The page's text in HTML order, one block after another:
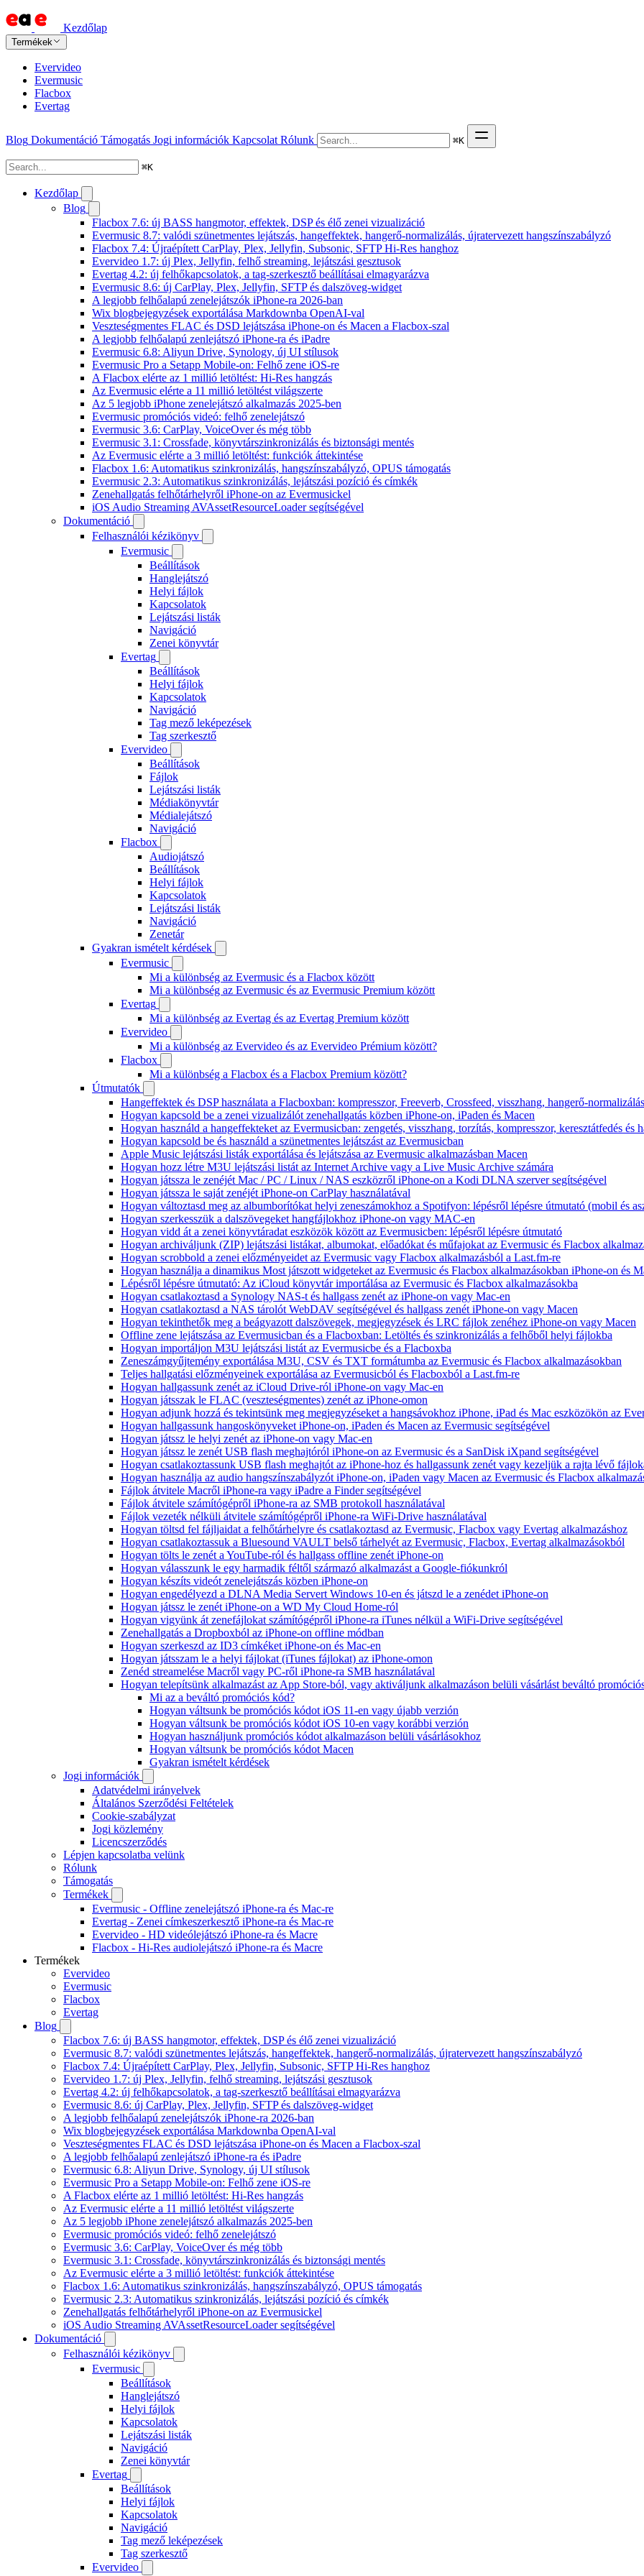
Kezdőlap
Termékek
Evervideo
Evermusic
Flacbox
Evertag
Blog Dokumentáció Támogatás Jogi információk Kapcsolat Rólunk ⌘K
⌘K
Kezdőlap
Blog
Flacbox 7.6: új BASS hangmotor, effektek, DSP és élő zenei vizualizáció
Evermusic 8.7: valódi szünetmentes lejátszás, hangeffektek, hangerő-normalizálás, újratervezett hangszínszabályzó
Flacbox 7.4: Újraépített CarPlay, Plex, Jellyfin, Subsonic, SFTP Hi-Res hanghoz
Evervideo 1.7: új Plex, Jellyfin, felhő streaming, lejátszási gesztusok
Evertag 4.2: új felhőkapcsolatok, a tag-szerkesztő beállításai elmagyarázva
Evermusic 8.6: új CarPlay, Plex, Jellyfin, SFTP és dalszöveg-widget
A legjobb felhőalapú zenelejátszók iPhone-ra 2026-ban
Wix blogbejegyzések exportálása Markdownba OpenAI-val
Veszteségmentes FLAC és DSD lejátszása iPhone-on és Macen a Flacbox-szal
A legjobb felhőalapú zenlejátszó iPhone-ra és iPadre
Evermusic 6.8: Aliyun Drive, Synology, új UI stílusok
Evermusic Pro a Setapp Mobile-on: Felhő zene iOS-re
A Flacbox elérte az 1 millió letöltést: Hi-Res hangzás
Az Evermusic elérte a 11 millió letöltést világszerte
Az 5 legjobb iPhone zenelejátszó alkalmazás 2025-ben
Evermusic promóciós videó: felhő zenelejátszó
Evermusic 3.6: CarPlay, VoiceOver és még több
Evermusic 3.1: Crossfade, könyvtárszinkronizálás és biztonsági mentés
Az Evermusic elérte a 3 millió letöltést: funkciók áttekintése
Flacbox 1.6: Automatikus szinkronizálás, hangszínszabályzó, OPUS támogatás
Evermusic 2.3: Automatikus szinkronizálás, lejátszási pozíció és címkék
Zenehallgatás felhőtárhelyről iPhone-on az Evermusickel
iOS Audio Streaming AVAssetResourceLoader segítségével
Dokumentáció
Felhasználói kézikönyv
Evermusic
Beállítások
Hanglejátszó
Helyi fájlok
Kapcsolatok
Lejátszási listák
Navigáció
Zenei könyvtár
Evertag
Beállítások
Helyi fájlok
Kapcsolatok
Navigáció
Tag mező leképezések
Tag szerkesztő
Evervideo
Beállítások
Fájlok
Lejátszási listák
Médiakönyvtár
Médialejátszó
Navigáció
Flacbox
Audiojátszó
Beállítások
Helyi fájlok
Kapcsolatok
Lejátszási listák
Navigáció
Zenetár
Gyakran ismételt kérdések
Evermusic
Mi a különbség az Evermusic és a Flacbox között
Mi a különbség az Evermusic és az Evermusic Premium között
Evertag
Mi a különbség az Evertag és az Evertag Premium között
Evervideo
Mi a különbség az Evervideo és az Evervideo Prémium között?
Flacbox
Mi a különbség a Flacbox és a Flacbox Premium között?
Útmutatók
Hangeffektek és DSP használata a Flacboxban: kompresszor, Freeverb, Crossfeed, visszhang, hangerő-
Hogyan kapcsold be a zenei vizualizálót zenehallgatás közben iPhone-on, iPaden és Macen
Hogyan használd a hangeffekteket az Evermusicban: zengetés, visszhang, torzítás, kompresszor, keresztátfedés és
Hogyan kapcsold be és használd a szünetmentes lejátszást az Evermusicban
Apple Music lejátszási listák exportálása és lejátszása az Evermusic alkalmazásban Macen
Hogyan hozz létre M3U lejátszási listát az Internet Archive vagy a Live Music Archive számára
Hogyan játssza le zenéjét Mac / PC / Linux / NAS eszközről iPhone-on a Kodi DLNA szerver segítségével
Hogyan játssza le saját zenéjét iPhone-on CarPlay használatával
Hogyan változtasd meg az albumborítókat helyi zeneszámokhoz a Spotifyon: lépésről lépésre útmutató (mobil és
Hogyan szerkesszük a dalszövegeket hangfájlokhoz iPhone-on vagy MAC-en
Hogyan vidd át a zenei könyvtáradat eszközök között az Evermusicben: lépésről lépésre útmutató
Hogyan archiváljunk (ZIP) lejátszási listákat, albumokat, előadókat és műfajokat az Evermusic és Flacbox
Hogyan scrobbold a zenei előzményeidet az Evermusic vagy Flacbox alkalmazásból a Last.fm-re
Hogyan használja a dinamikus Most játszott widgeteket az Evermusic és Flacbox alkalmazásokban iPhone-on és
Lépésről lépésre útmutató: Az iCloud könyvtár importálása az Evermusic és Flacbox alkalmazásokba
Hogyan csatlakoztasd a Synology NAS-t és hallgass zenét az iPhone-on vagy Mac-en
Hogyan csatlakoztasd a NAS tárolót WebDAV segítségével és hallgass zenét iPhone-on vagy Macen
Hogyan tekinthetők meg a beágyazott dalszövegek, megjegyzések és LRC fájlok zenéhez iPhone-on vagy Macen
Offline zene lejátszása az Evermusicban és a Flacboxban: Letöltés és szinkronizálás a felhőből helyi fájlokba
Hogyan importáljon M3U lejátszási listát az Evermusicbe és a Flacboxba
Zeneszámgyűjtemény exportálása M3U, CSV és TXT formátumba az Evermusic és Flacbox alkalmazásokban
Teljes hallgatási előzményeinek exportálása az Evermusicból és Flacboxból a Last.fm-re
Hogyan hallgassunk zenét az iCloud Drive-ról iPhone-on vagy Mac-en
Hogyan játsszak le FLAC (veszteségmentes) zenét az iPhone-omon
Hogyan adjunk hozzá és tekintsünk meg megjegyzéseket a hangsávokhoz iPhone, iPad és Mac eszközökön az
Hogyan hallgassunk hangoskönyveket iPhone-on, iPaden és Macen az Evermusic segítségével
Hogyan játssz le helyi zenét az iPhone-on vagy Mac-en
Hogyan játssz le zenét USB flash meghajtóról iPhone-on az Evermusic és a SanDisk iXpand segítségével
Hogyan csatlakoztassunk USB flash meghajtót az iPhone-hoz és hallgassunk zenét vagy kezeljük a rajta lévő
Hogyan használja az audio hangszínszabályzót iPhone-on, iPaden vagy Macen az Evermusic és Flacbox
Fájlok átvitele Macről iPhone-ra vagy iPadre a Finder segítségével
Fájlok átvitele számítógépről iPhone-ra az SMB protokoll használatával
Fájlok vezeték nélküli átvitele számítógépről iPhone-ra WiFi-Drive használatával
Hogyan töltsd fel fájljaidat a felhőtárhelyre és csatlakoztasd az Evermusic, Flacbox vagy Evertag alkalmazáshoz
Hogyan csatlakoztassuk a Bluesound VAULT belső tárhelyét az Evermusic, Flacbox, Evertag alkalmazásokból
Hogyan tölts le zenét a YouTube-ról és hallgass offline zenét iPhone-on
Hogyan válasszunk le egy harmadik féltől származó alkalmazást a Google-fiókunkról
Hogyan készíts videót zenelejátszás közben iPhone-on
Hogyan engedélyezd a DLNA Media Servert Windows 10-en és játszd le a zenédet iPhone-on
Hogyan játssz le zenét iPhone-on a WD My Cloud Home-ról
Hogyan vigyünk át zenefájlokat számítógépről iPhone-ra iTunes nélkül a WiFi-Drive segítségével
Zenehallgatás a Dropboxból az iPhone-on offline módban
Hogyan szerkeszd az ID3 címkéket iPhone-on és Mac-en
Hogyan játsszam le a helyi fájlokat (iTunes fájlokat) az iPhone-omon
Zenéd streamelése Macről vagy PC-ről iPhone-ra SMB használatával
Hogyan telepítsünk alkalmazást az App Store-ból, vagy aktiváljunk alkalmazáson belüli vásárlást beváltó
Mi az a beváltó promóciós kód?
Hogyan váltsunk be promóciós kódot iOS 11-en vagy újabb verzión
Hogyan váltsunk be promóciós kódot iOS 10-en vagy korábbi verzión
Hogyan használjunk promóciós kódot alkalmazáson belüli vásárlásokhoz
Hogyan váltsunk be promóciós kódot Macen
Gyakran ismételt kérdések
Jogi információk
Adatvédelmi irányelvek
Általános Szerződési Feltételek
Cookie-szabályzat
Jogi közlemény
Licencszerződés
Lépjen kapcsolatba velünk
Rólunk
Támogatás
Termékek
Evermusic - Offline zenelejátszó iPhone-ra és Mac-re
Evertag - Zenei címkeszerkesztő iPhone-ra és Mac-re
Evervideo - HD videólejátszó iPhone-ra és Macre
Flacbox - Hi-Res audiolejátszó iPhone-ra és Macre
Termékek
Evervideo
Evermusic
Flacbox
Evertag
Blog
Flacbox 7.6: új BASS hangmotor, effektek, DSP és élő zenei vizualizáció
Evermusic 8.7: valódi szünetmentes lejátszás, hangeffektek, hangerő-normalizálás, újratervezett hangszínszabályzó
Flacbox 7.4: Újraépített CarPlay, Plex, Jellyfin, Subsonic, SFTP Hi-Res hanghoz
Evervideo 1.7: új Plex, Jellyfin, felhő streaming, lejátszási gesztusok
Evertag 4.2: új felhőkapcsolatok, a tag-szerkesztő beállításai elmagyarázva
Evermusic 8.6: új CarPlay, Plex, Jellyfin, SFTP és dalszöveg-widget
A legjobb felhőalapú zenelejátszók iPhone-ra 2026-ban
Wix blogbejegyzések exportálása Markdownba OpenAI-val
Veszteségmentes FLAC és DSD lejátszása iPhone-on és Macen a Flacbox-szal
A legjobb felhőalapú zenlejátszó iPhone-ra és iPadre
Evermusic 6.8: Aliyun Drive, Synology, új UI stílusok
Evermusic Pro a Setapp Mobile-on: Felhő zene iOS-re
A Flacbox elérte az 1 millió letöltést: Hi-Res hangzás
Az Evermusic elérte a 11 millió letöltést világszerte
Az 5 legjobb iPhone zenelejátszó alkalmazás 2025-ben
Evermusic promóciós videó: felhő zenelejátszó
Evermusic 3.6: CarPlay, VoiceOver és még több
Evermusic 3.1: Crossfade, könyvtárszinkronizálás és biztonsági mentés
Az Evermusic elérte a 3 millió letöltést: funkciók áttekintése
Flacbox 1.6: Automatikus szinkronizálás, hangszínszabályzó, OPUS támogatás
Evermusic 2.3: Automatikus szinkronizálás, lejátszási pozíció és címkék
Zenehallgatás felhőtárhelyről iPhone-on az Evermusickel
iOS Audio Streaming AVAssetResourceLoader segítségével
Dokumentáció
Felhasználói kézikönyv
Evermusic
Beállítások
Hanglejátszó
Helyi fájlok
Kapcsolatok
Lejátszási listák
Navigáció
Zenei könyvtár
Evertag
Beállítások
Helyi fájlok
Kapcsolatok
Navigáció
Tag mező leképezések
Tag szerkesztő
Evervideo